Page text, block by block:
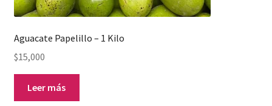
Aguacate Papelillo – 1 Kilo
$15,000
Leer más